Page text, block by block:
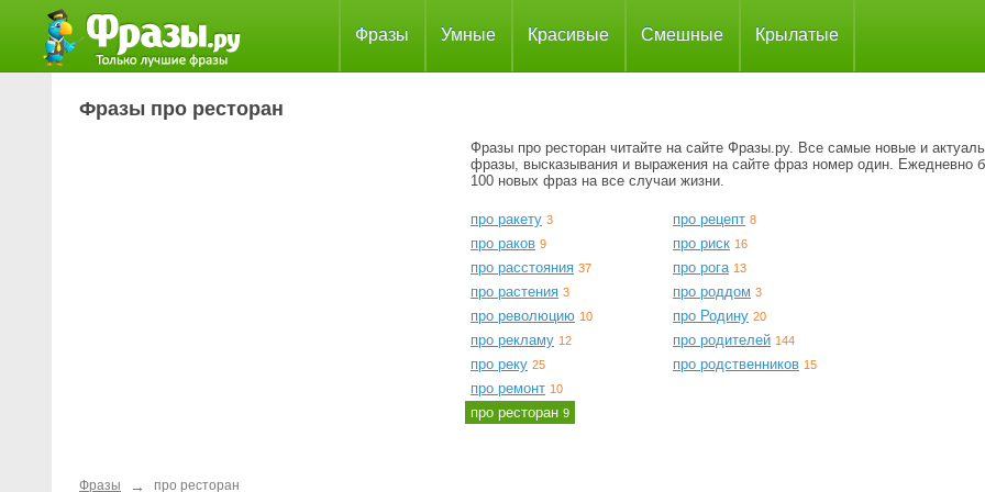
Фразы Умные Красивые Смешные Крылатые
Фразы про ресторан
Фразы про ресторан читайте на сайте Фразы.ру. Все самые новые и
фразы, высказывания и выражения на сайте фраз номер один. Ежедневно
100 новых фраз на все случаи жизни.
про ракету 3
про раков 9
про расстояния 37
про растения 3
про революцию 10
про рекламу 12
про реку 25
про ремонт 10
про ресторан 9
про рецепт 8
про риск 16
про рога 13
про роддом 3
про Родину 20
про родителей 144
про родственников 15
Фразы → про ресторан